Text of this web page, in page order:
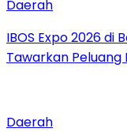
Daerah
IBOS Expo 2026 di
Tawarkan
Daerah